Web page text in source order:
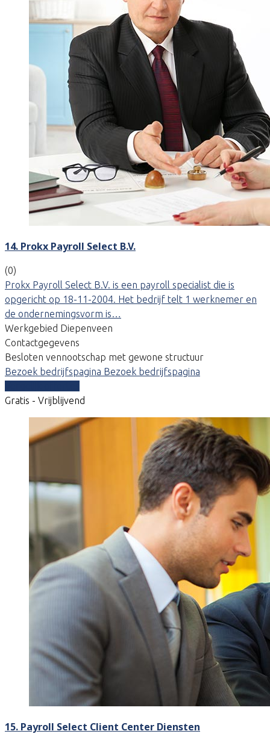
14. Prokx Payroll Select B.V.
(0)
Prokx Payroll Select B.V. is een payroll specialist die is
opgericht op 18-11-2004. Het bedrijf telt 1 werknemer en
de ondernemingsvorm is…
Werkgebied Diepenveen
Contactgegevens
Besloten vennootschap met gewone structuur
Bezoek bedrijfspagina Bezoek bedrijfspagina
Gratis - Vrijblijvend
15. Payroll Select Client Center Diensten